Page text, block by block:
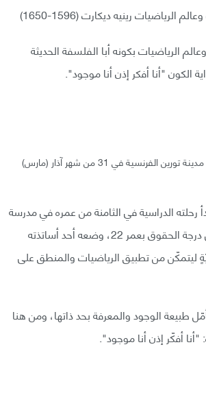
رينيه ديكارت (1596-1650)
الرياضيات بكونه أبا الفلسفة الحديثة
الكون "أنا أفكر إذن أنا موجود".
وُلد ديكارت في لاهاي في مدينة تورين الفرنسية في 31 من شهر آذار (مارس)
رحلته الدراسية في الثامنة من عمره في مدرسة
(جوسوي)، وحصل على درجة الحقوق بعمر 22، وضعه أحد أساتذته
ليتمكّن من تطبيق الرياضيات والمنطق على
طبيعة الوجود والمعرفة بحد ذاتها، ومن هنا
أفكّر إذن أنا موجود".